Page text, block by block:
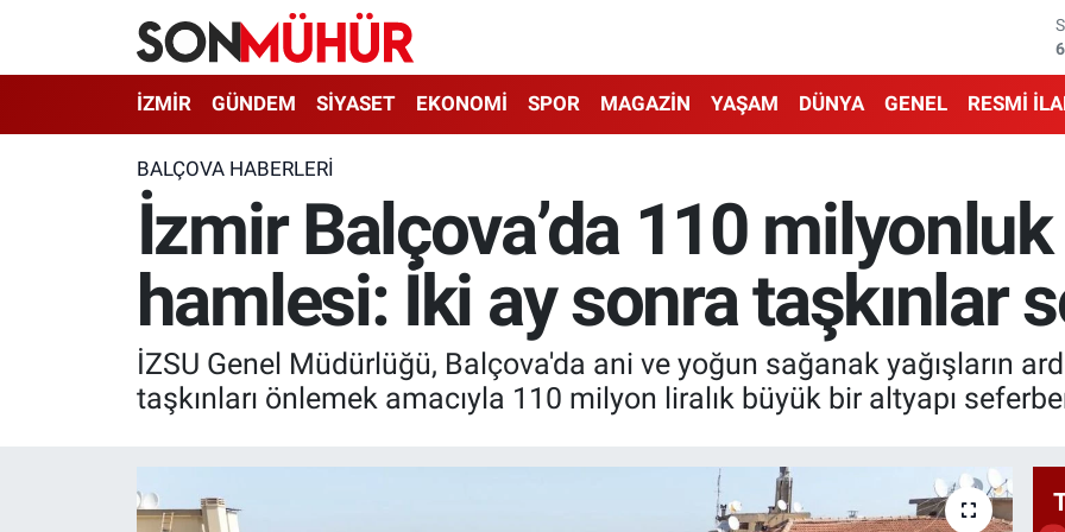
İZMİR GÜNDEM SİYASET EKONOMİ SPOR MAGAZİN YAŞAM DÜNYA GENEL RESMİ
BALÇOVA HABERLERI
İzmir Balçova’da 110 milyonluk
hamlesi: İki ay sonra taşkınlar
İZSU Genel Müdürlüğü, Balçova'da ani ve yoğun sağanak yağışların
taşkınları önlemek amacıyla 110 milyon liralık büyük bir altyapı
İzmir Nöbetçi Eczaneler
İzmir Namaz Vakitleri
İzmir Trafik Yoğunluk Haritası
Süper Lig Puan Durumu ve Fikstür
Tüm Manşetler
Haber Arşivi